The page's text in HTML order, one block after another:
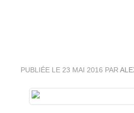
PUBLIÉE LE 23 MAI 2016 PAR